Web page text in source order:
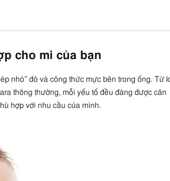
cho mi của bạn
nhỏ” đó và công thức mực bên trong ống. Từ
thông thường, mỗi yếu tố đều đáng được cân
hợp với nhu cầu của mình.